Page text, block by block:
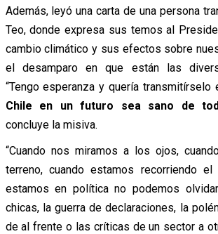
Además, leyó una carta de una persona
Teo, donde expresa sus temos al
cambio climático y sus efectos sobre
el desamparo en que están las
“Tengo esperanza y quería transmitírselo
Chile en un futuro sea sano de
concluye la misiva.
“Cuando nos miramos a los ojos,
terreno, cuando estamos recorriendo el
estamos en política no podemos
chicas, la guerra de declaraciones, la
de al frente o las críticas de un sector a